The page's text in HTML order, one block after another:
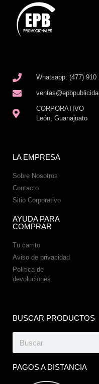
Whatsapp: (477) 910
CORPORATIVO
León, Guanajuato
LA EMPRESA
Sobre Nosotros
Contacto
Sitio Corporativo
AYUDA PARA
COMPRAR
Tu carrito
Aviso de privacidad
Política de
devoluciones
BUSCAR PRODUCTOS
PAGOS A DISTANCIA